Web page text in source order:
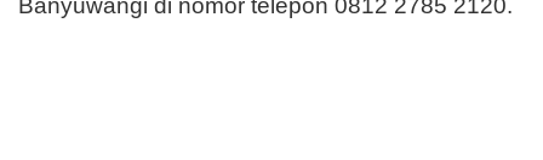
Banyuwangi di nomor telepon 0812 2785 2120.